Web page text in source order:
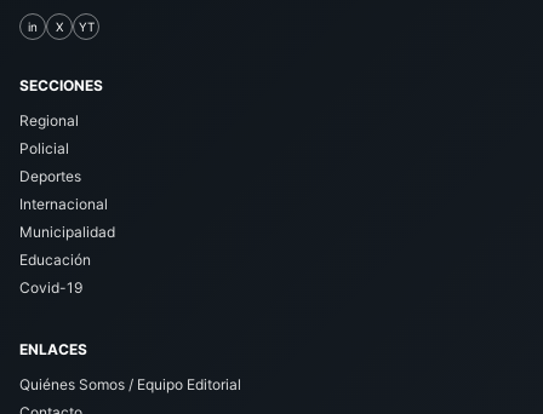
in X YT
SECCIONES
Regional
Policial
Deportes
Internacional
Municipalidad
Educación
Covid-19
ENLACES
Quiénes Somos / Equipo Editorial